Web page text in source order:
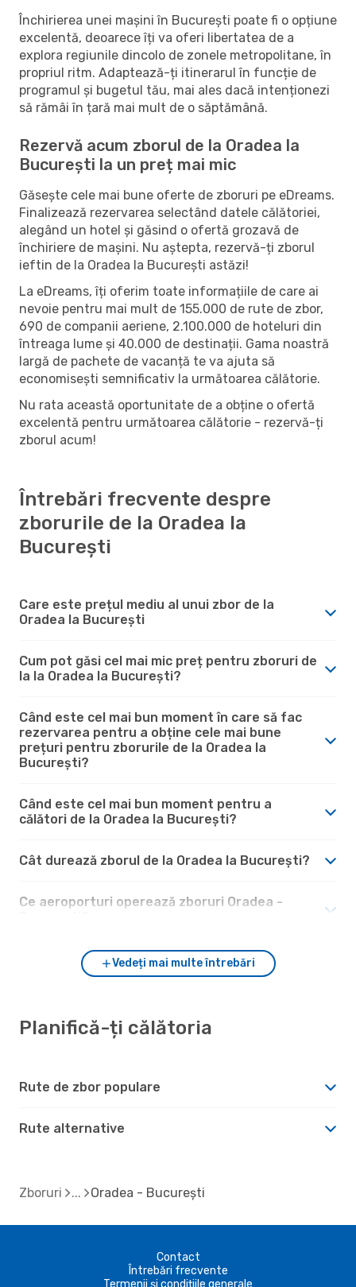
Închirierea unei mașini în București poate fi o opțiune
excelentă, deoarece îți va oferi libertatea de a
explora regiunile dincolo de zonele metropolitane, în
propriul ritm. Adaptează-ți itinerarul în funcție de
programul și bugetul tău, mai ales dacă intenționezi
să rămâi în țară mai mult de o săptămână.
Rezervă acum zborul de la Oradea la
București la un preț mai mic
Găsește cele mai bune oferte de zboruri pe eDreams.
Finalizează rezervarea selectând datele călătoriei,
alegând un hotel și găsind o ofertă grozavă de
închiriere de mașini. Nu aștepta, rezervă-ți zborul
ieftin de la Oradea la București astăzi!
La eDreams, îți oferim toate informațiile de care ai
nevoie pentru mai mult de 155.000 de rute de zbor,
690 de companii aeriene, 2.100.000 de hoteluri din
întreaga lume și 40.000 de destinații. Gama noastră
largă de pachete de vacanță te va ajuta să
economisești semnificativ la următoarea călătorie.
Nu rata această oportunitate de a obține o ofertă
excelentă pentru următoarea călătorie - rezervă-ți
zborul acum!
Întrebări frecvente despre
zborurile de la Oradea la
București
Care este prețul mediu al unui zbor de la
Oradea la București
Cum pot găsi cel mai mic preț pentru zboruri de
la la Oradea la București?
Când este cel mai bun moment în care să fac
rezervarea pentru a obține cele mai bune
prețuri pentru zborurile de la Oradea la
București?
Când este cel mai bun moment pentru a
călători de la Oradea la București?
Cât durează zborul de la Oradea la București?
Ce aeroporturi operează zboruri Oradea -
Vedeți mai multe întrebări
Planifică-ți călătoria
Rute de zbor populare
Rute alternative
Zboruri Oradea - București
Contact
Întrebări frecvente
Termenii și condițiile generale